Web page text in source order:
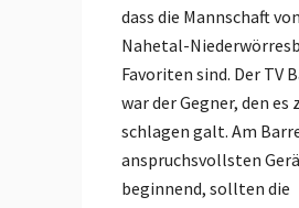
dass die Mannschaft
Nahetal-
Favoriten sind. Der TV
war der Gegner, den es
schlagen galt. Am
anspruchsvollsten
beginnend, sollten die